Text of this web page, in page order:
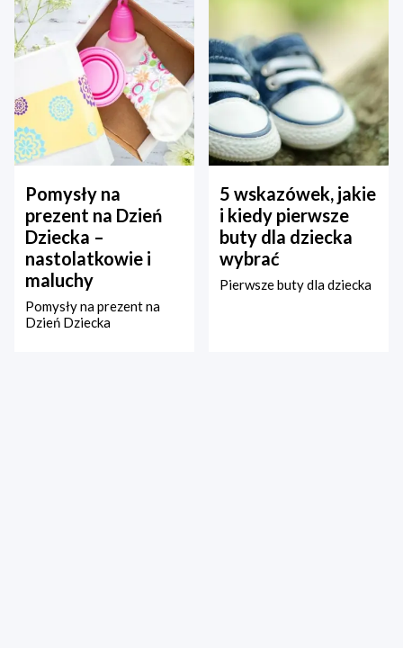
Pomysły na
prezent na Dzień
Dziecka –
nastolatkowie i
maluchy
Pomysły na prezent na
Dzień Dziecka
5 wskazówek, jakie
i kiedy pierwsze
buty dla dziecka
wybrać
Pierwsze buty dla dziecka